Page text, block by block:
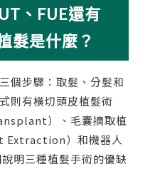
、FUE還有
髮是什麼？
個步驟：取髮、分髮和
則有橫切頭皮植髮術
）、毛囊摘取植
）和機器人
明三種植髮手術的優缺